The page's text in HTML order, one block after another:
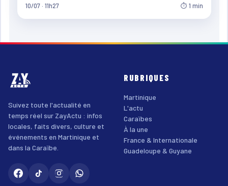
10/07 · 11h27 ⏱ 1 min
Suivez toute l'actualité en
temps réel sur ZayActu : infos
locales, faits divers, culture et
événements en Martinique et
dans la Caraïbe.
RUBRIQUES
Martinique
L'actu
Caraïbes
À la une
France & Internationale
Guadeloupe & Guyane